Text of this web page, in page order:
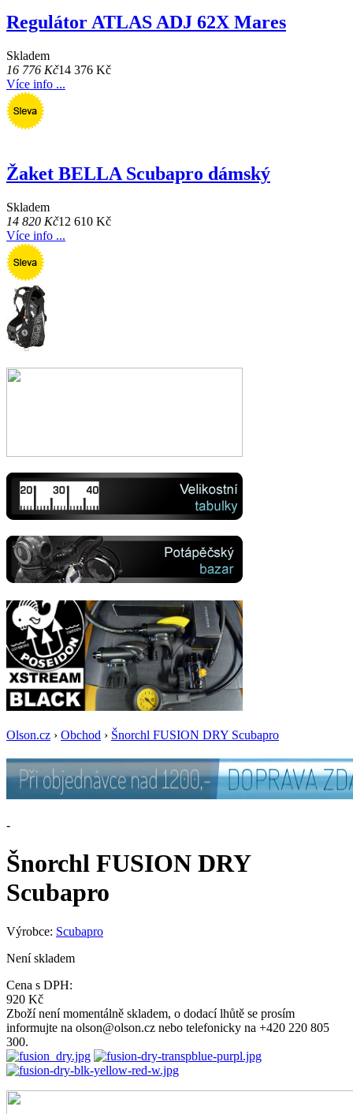
Regulátor ATLAS ADJ 62X Mares
Skladem
16 776 Kč14 376 Kč
Více info ...
Žaket BELLA Scubapro dámský
Skladem
14 820 Kč12 610 Kč
Více info ...
Olson.cz › Obchod › Šnorchl FUSION DRY Scubapro
-
Šnorchl FUSION DRY
Scubapro
Výrobce: Scubapro
Není skladem
Cena s DPH:
920 Kč
Zboží není momentálně skladem, o dodací lhůtě se prosím
informujte na olson@olson.cz nebo telefonicky na +420 220 805
300.